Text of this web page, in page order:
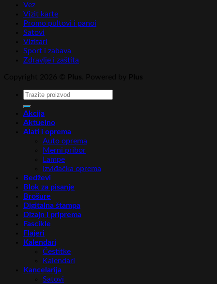
Vez
Vizit karte
Promo pultovi i panoi
Satovi
Vizitari
Sport i zabava
Zdravlje i zaštita
Pretraga
Akcija
Aktuelno
Alati i oprema
Auto oprema
Merni pribor
Lampe
Izviđačka oprema
Bedževi
Blok za pisanje
Brošure
Digitalna štampa
Dizajn i priprema
Fascikle
Flajeri
Kalendari
Čestitke
Kalendari
Kancelarija
Satovi